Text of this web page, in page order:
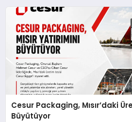
Cesur Packaging, Mısır’daki
Büyütüyor